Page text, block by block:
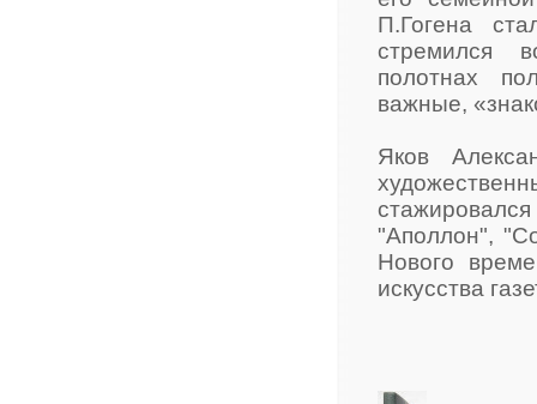
П.Гогена
стремился
полотнах
важные,
Яков
"Аполлон",
Нового
искусства